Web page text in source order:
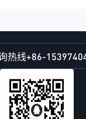
热线+86-